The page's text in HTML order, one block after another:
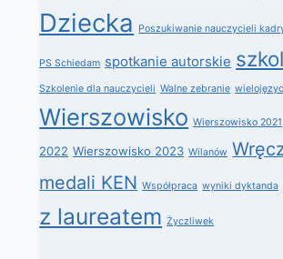
Dziecka
Poszukiwanie nauczycieli
PS Schiedam spotkanie autorskie
Szkolenie dla nauczycieli Walne zebranie
Wierszowisko Wierszowisko 2021
2022 Wierszowisko 2023 Wilanów
medali KEN Współpraca wyniki dyktanda
z laureatem Życzliwek